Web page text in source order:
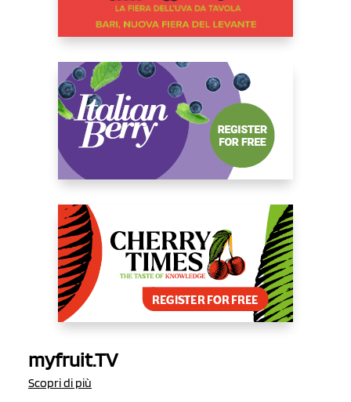
myfruit.TV
Scopri di più